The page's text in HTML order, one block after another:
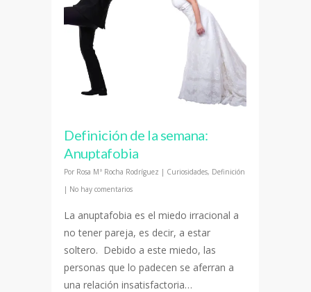
Definición de la semana:
Anuptafobia
Por Rosa Mª Rocha Rodríguez | Curiosidades, Definición
| No hay comentarios
La anuptafobia es el miedo irracional a
no tener pareja, es decir, a estar
soltero. Debido a este miedo, las
personas que lo padecen se aferran a
una relación insatisfactoria…